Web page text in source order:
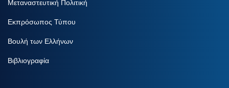
Μεταναστευτική Πολιτική
Εκπρόσωπος Τύπου
Βουλή των Ελλήνων
Βιβλιογραφία